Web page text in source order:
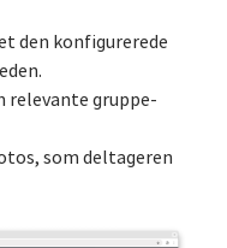
den konfigurerede
relevante gruppe-
som deltageren